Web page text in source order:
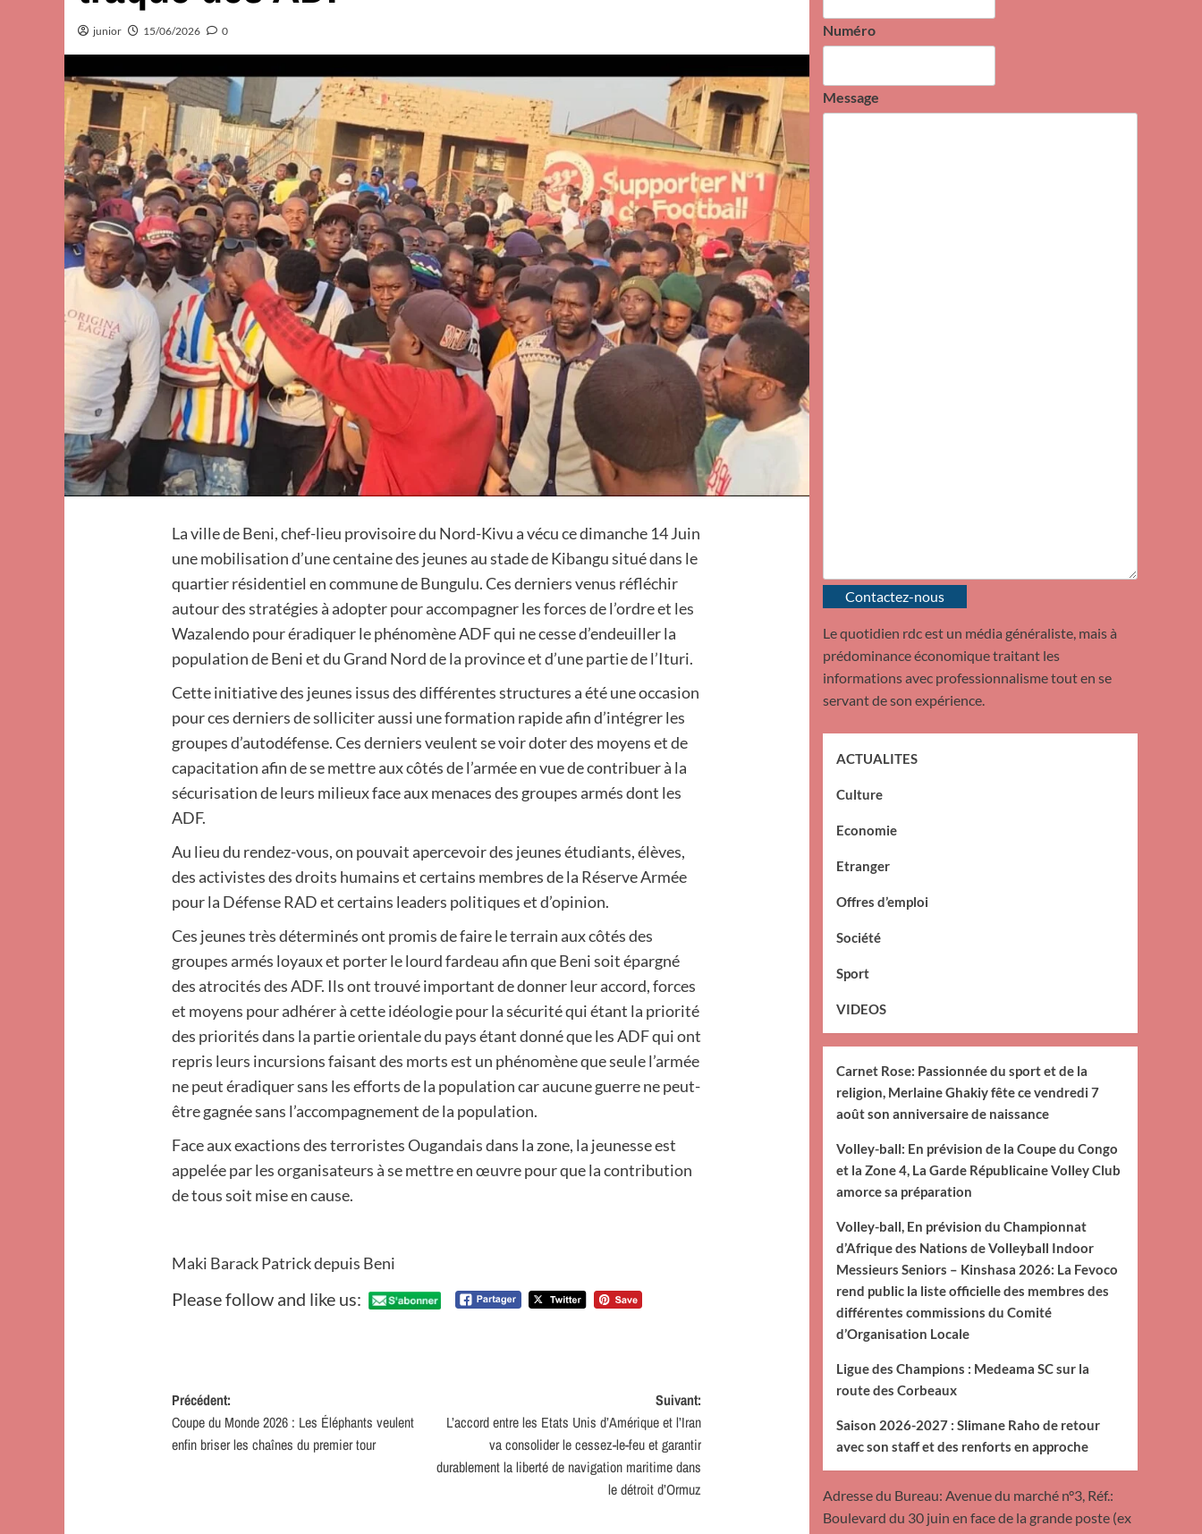
junior 15/06/2026 0
La ville de Beni, chef-lieu provisoire du Nord-Kivu a vécu ce dimanche 14 Juin
une mobilisation d’une centaine des jeunes au stade de Kibangu situé dans le
quartier résidentiel en commune de Bungulu. Ces derniers venus réfléchir
autour des stratégies à adopter pour accompagner les forces de l’ordre et les
Wazalendo pour éradiquer le phénomène ADF qui ne cesse d’endeuiller la
population de Beni et du Grand Nord de la province et d’une partie de l’Ituri.
Cette initiative des jeunes issus des différentes structures a été une occasion
pour ces derniers de solliciter aussi une formation rapide afin d’intégrer les
groupes d’autodéfense. Ces derniers veulent se voir doter des moyens et de
capacitation afin de se mettre aux côtés de l’armée en vue de contribuer à la
sécurisation de leurs milieux face aux menaces des groupes armés dont les
ADF.
Au lieu du rendez-vous, on pouvait apercevoir des jeunes étudiants, élèves,
des activistes des droits humains et certains membres de la Réserve Armée
pour la Défense RAD et certains leaders politiques et d’opinion.
Ces jeunes très déterminés ont promis de faire le terrain aux côtés des
groupes armés loyaux et porter le lourd fardeau afin que Beni soit épargné
des atrocités des ADF. Ils ont trouvé important de donner leur accord, forces
et moyens pour adhérer à cette idéologie pour la sécurité qui étant la priorité
des priorités dans la partie orientale du pays étant donné que les ADF qui ont
repris leurs incursions faisant des morts est un phénomène que seule l’armée
ne peut éradiquer sans les efforts de la population car aucune guerre ne peut-
être gagnée sans l’accompagnement de la population.
Face aux exactions des terroristes Ougandais dans la zone, la jeunesse est
appelée par les organisateurs à se mettre en œuvre pour que la contribution
de tous soit mise en cause.
Maki Barack Patrick depuis Beni
Please follow and like us:
Navigation
d’article
Précédent:
Coupe du Monde 2026 : Les Éléphants veulent
enfin briser les chaînes du premier tour
Suivant:
L’accord entre les Etats Unis d’Amérique et l’Iran
va consolider le cessez-le-feu et garantir
durablement la liberté de navigation maritime dans
le détroit d’Ormuz
Numéro
Message
Contactez-nous
Le quotidien rdc est un média généraliste, mais à
prédominance économique traitant les
informations avec professionnalisme tout en se
servant de son expérience.
ACTUALITES
Culture
Economie
Etranger
Offres d’emploi
Société
Sport
VIDEOS
Carnet Rose: Passionnée du sport et de la
religion, Merlaine Ghakiy fête ce vendredi 7
août son anniversaire de naissance
Volley-ball: En prévision de la Coupe du Congo
et la Zone 4, La Garde Républicaine Volley Club
amorce sa préparation
Volley-ball, En prévision du Championnat
d’Afrique des Nations de Volleyball Indoor
Messieurs Seniors – Kinshasa 2026: La Fevoco
rend public la liste officielle des membres des
différentes commissions du Comité
d’Organisation Locale
Ligue des Champions : Medeama SC sur la
route des Corbeaux
Saison 2026-2027 : Slimane Raho de retour
avec son staff et des renforts en approche
Adresse du Bureau: Avenue du marché n°3, Réf.:
Boulevard du 30 juin en face de la grande poste (ex